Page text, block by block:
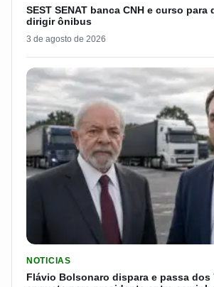
SEST SENAT banca CNH e curso para
dirigir ônibus
3 de agosto de 2026
NOTICIAS
Flávio Bolsonaro dispara e passa dos